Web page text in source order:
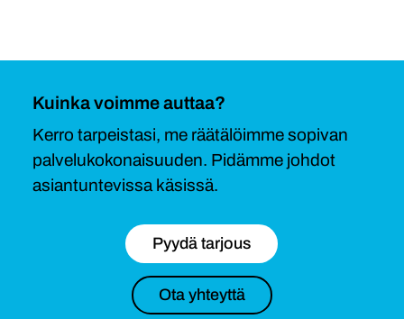
Kuinka voimme auttaa?
Kerro tarpeistasi, me räätälöimme sopivan
palvelukokonaisuuden. Pidämme johdot
asiantuntevissa käsissä.
Pyydä tarjous
Ota yhteyttä